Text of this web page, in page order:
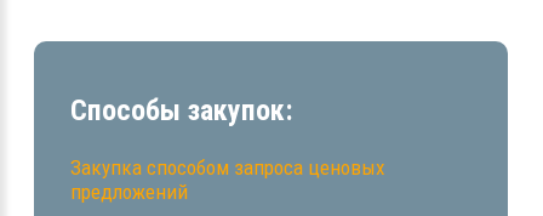
Способы закупок:
Закупка способом запроса ценовых
предложений